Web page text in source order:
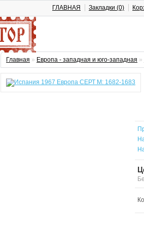
ГЛАВНАЯ Закладки (0)
Главная » Европа - западная и юго-западная »